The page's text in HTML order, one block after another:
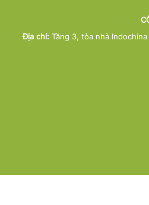
Địa chỉ: Tầng 3, tòa nhà